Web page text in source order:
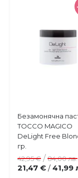
в
Купи
Безамонячна
TOCCO MAGICO
DeLight Free
гр.
21,47 € / 41,99
42,95 € /84,00 лв.